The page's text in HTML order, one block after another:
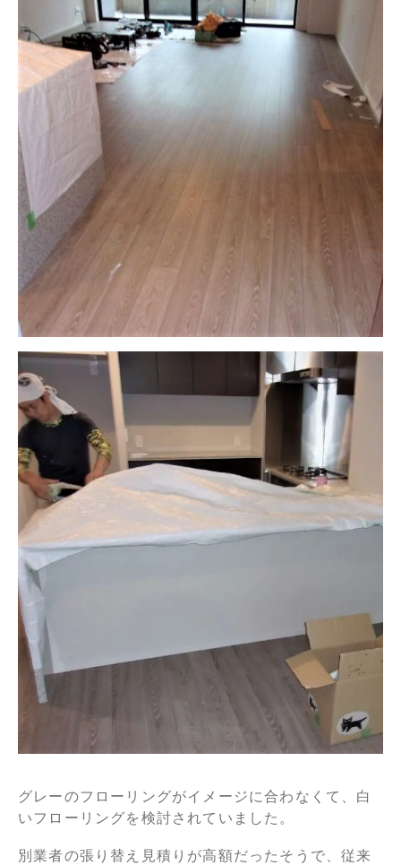
グレーのフローリングがイメージに合わなくて、白
いフローリングを検討されていました。
別業者の張り替え見積りが高額だったそうで、従来